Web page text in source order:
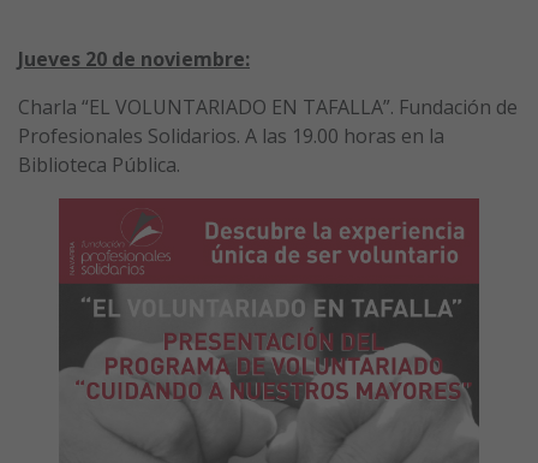
Jueves 20 de noviembre:
Charla “EL VOLUNTARIADO EN TAFALLA”. Fundación de
Profesionales Solidarios. A las 19.00 horas en la
Biblioteca Pública.